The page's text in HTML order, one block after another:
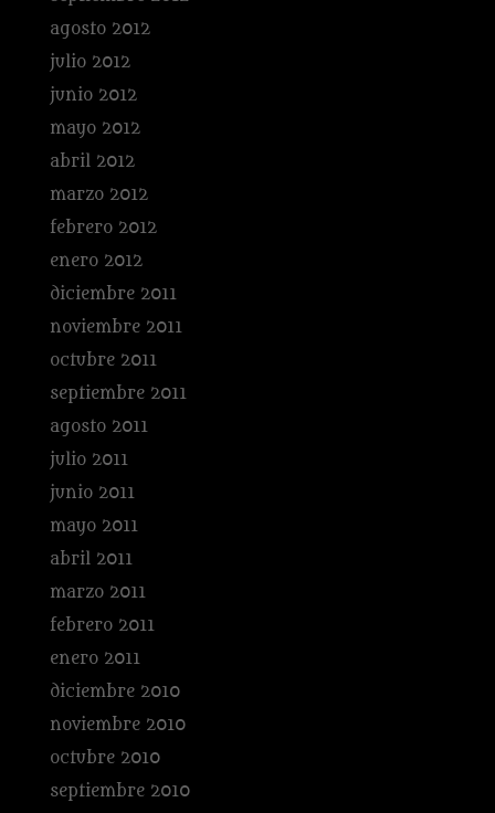
agosto 2012
julio 2012
junio 2012
mayo 2012
abril 2012
marzo 2012
febrero 2012
enero 2012
diciembre 2011
noviembre 2011
octubre 2011
septiembre 2011
agosto 2011
julio 2011
junio 2011
mayo 2011
abril 2011
marzo 2011
febrero 2011
enero 2011
diciembre 2010
noviembre 2010
octubre 2010
septiembre 2010